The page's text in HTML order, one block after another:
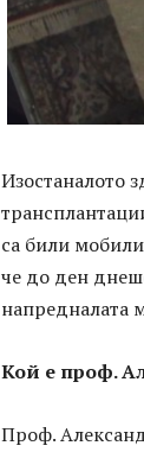
Изостаналото
са били
че до ден
напредналата
Кой е проф.
Проф.